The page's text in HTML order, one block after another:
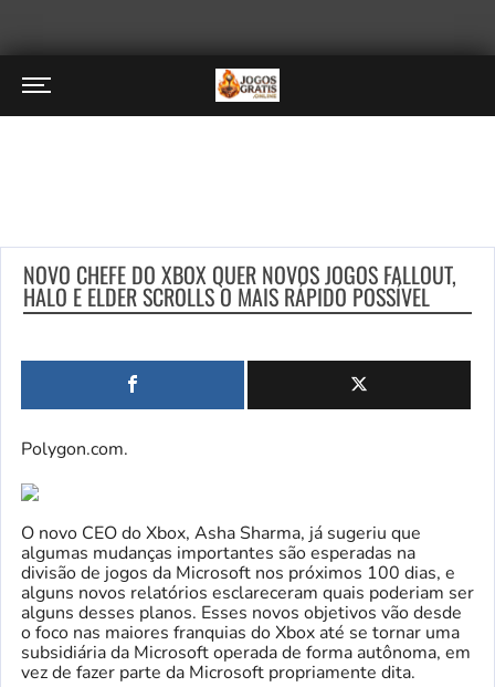
NOVO CHEFE DO XBOX QUER NOVOS JOGOS FALLOUT,
HALO E ELDER SCROLLS O MAIS RÁPIDO POSSÍVEL
Polygon.com.
O novo CEO do Xbox, Asha Sharma, já sugeriu que
algumas mudanças importantes são esperadas na
divisão de jogos da Microsoft nos próximos 100 dias, e
alguns novos relatórios esclareceram quais poderiam ser
alguns desses planos. Esses novos objetivos vão desde
o foco nas maiores franquias do Xbox até se tornar uma
subsidiária da Microsoft operada de forma autônoma, em
vez de fazer parte da Microsoft propriamente dita.